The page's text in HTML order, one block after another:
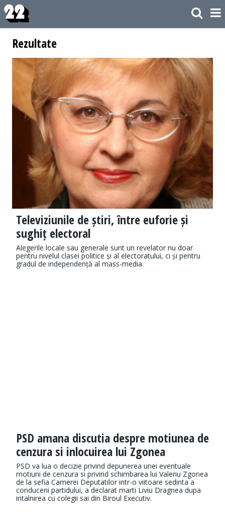
Rezultate
Televiziunile de știri, între euforie și
sughiț electoral
Alegerile locale sau generale sunt un revelator nu doar
pentru nivelul clasei politice și al electoratului, ci și pentru
gradul de independență al mass-media.
PSD amana discutia despre motiunea de
cenzura si inlocuirea lui Zgonea
PSD va lua o decizie privind depunerea unei eventuale
motiuni de cenzura si privind schimbarea lui Valeriu Zgonea
de la sefia Camerei Deputatilor intr-o viitoare sedinta a
conducerii partidului, a declarat marti Liviu Dragnea dupa
intalnirea cu colegii sai din Biroul Executiv.